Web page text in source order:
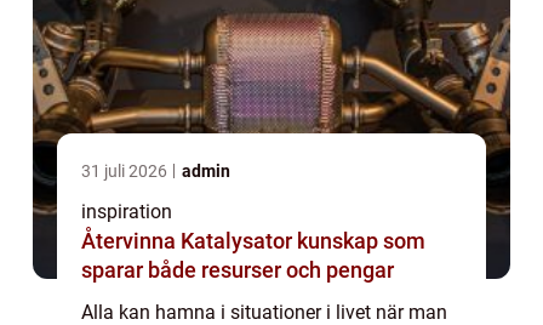
31 juli 2026 admin
inspiration
Återvinna Katalysator kunskap som
sparar både resurser och pengar
Alla kan hamna i situationer i livet när man